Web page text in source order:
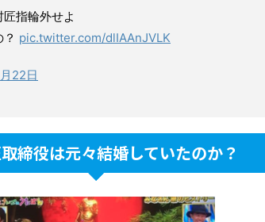
指輪外せよ
pic.twitter.com/dlIAAnJVLK
22日
締役は元々結婚していたのか？